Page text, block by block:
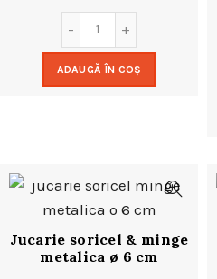
ADAUGĂ ÎN COȘ
Jucarie soricel & minge
metalica ø 6 cm